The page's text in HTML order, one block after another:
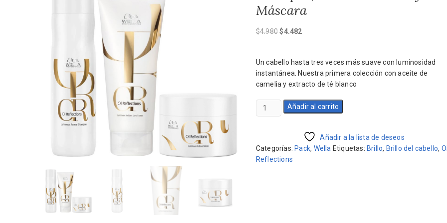
Máscara
$4.980El
era:
$4.980.
$4.482
es:
$4.482.
Un cabello hasta tres veces más suave con luminosidad
instantánea. Nuestra primera colección con aceite de
camelia y extracto de té blanco
Pack
Wella
Shampoo,
Acondicionador
Añadir al carrito
Añadir a la lista de deseos
Categorías: Pack, Wella Etiquetas: Brillo, Brillo del cabello,
Reflections